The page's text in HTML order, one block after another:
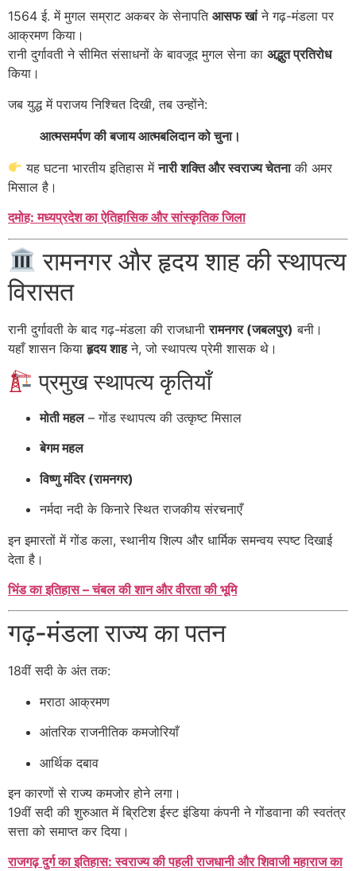
1564 ई. में मुगल सम्राट अकबर के सेनापति आसफ खांने गढ़-मंडला पर
आक्रमण किया।
रानी दुर्गावती ने सीमित संसाधनों के बावजूद मुगल सेना का अद्भुत प्रतिरोध
किया।
जब युद्ध में पराजय निश्चित दिखी, तब उन्होंने:
आत्मसमर्पण की बजाय आत्मबलिदान को चुना।
यह घटना भारतीय इतिहास मेंनारी शक्ति और स्वराज्य चेतनाकी अमर
मिसाल है।
दमोह: मध्यप्रदेश का ऐतिहासिक और सांस्कृतिक जिला
रामनगर और हृदय शाह की स्थापत्य
विरासत
रानी दुर्गावती के बाद गढ़-मंडला की राजधानीरामनगर (जबलपुर) बनी।
यहाँ शासन कियाहृदय शाहने, जो स्थापत्य प्रेमी शासक थे।
प्रमुख स्थापत्य कृतियाँ
मोती महल– गोंड स्थापत्य की उत्कृष्ट मिसाल
बेगम महल
विष्णु मंदिर (रामनगर)
नर्मदा नदी के किनारे स्थित राजकीय संरचनाएँ
इन इमारतों में गोंड कला, स्थानीय शिल्प और धार्मिक समन्वय स्पष्ट दिखाई
देता है।
भिंड का इतिहास – चंबल की शान और वीरता की भूमि
गढ़-मंडला राज्य का पतन
18वीं सदी के अंत तक:
मराठा आक्रमण
आंतरिक राजनीतिक कमजोरियाँ
आर्थिक दबाव
इन कारणों से राज्य कमजोर होने लगा।
19वीं सदी की शुरुआत में ब्रिटिश ईस्ट इंडिया कंपनी ने गोंडवाना की स्वतंत्र
सत्ता को समाप्त कर दिया।
राजगढ़ दुर्ग का इतिहास: स्वराज्य की पहली राजधानी और शिवाजी महाराज का